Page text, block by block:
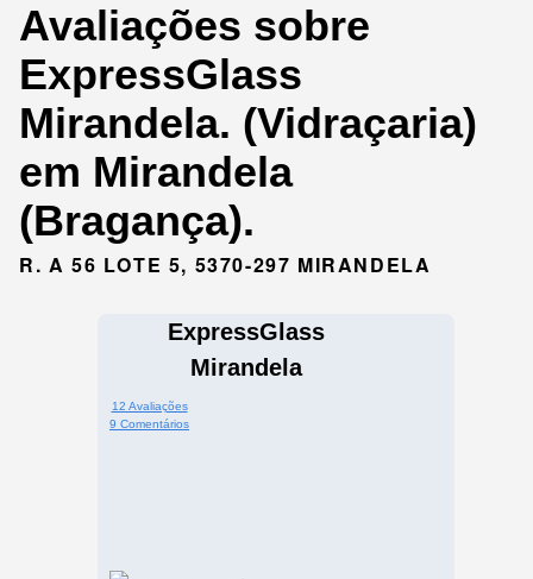
Avaliações sobre
ExpressGlass
Mirandela. (Vidraçaria)
em Mirandela
(Bragança).
R. A 56 LOTE 5, 5370-297 MIRANDELA
ExpressGlass
Mirandela
12 Avaliações
9 Comentários